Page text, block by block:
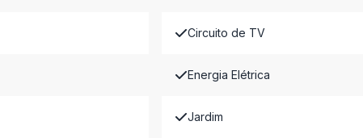
Circuito de TV
Energia Elétrica
Jardim